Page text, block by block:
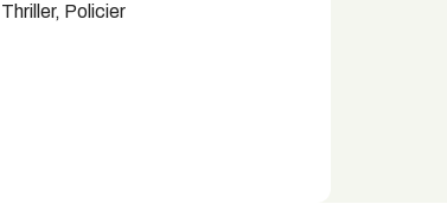
Thriller, Policier